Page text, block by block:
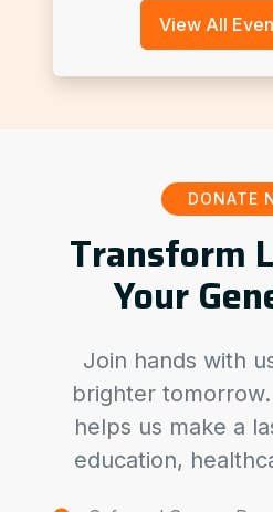
View All
DONATE
Transform
Your
Join hands with
brighter
helps us make a
education,